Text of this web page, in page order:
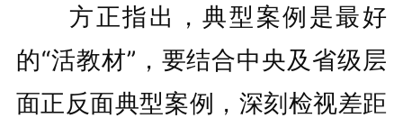
方正指出，典型案例是最好
的“活教材”，要结合中央及省级层
面正反面典型案例，深刻检视差距